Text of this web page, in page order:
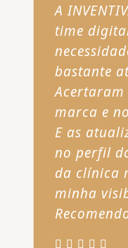
A
time
bastante
marca e
E as
no perfil
da clínica
minha